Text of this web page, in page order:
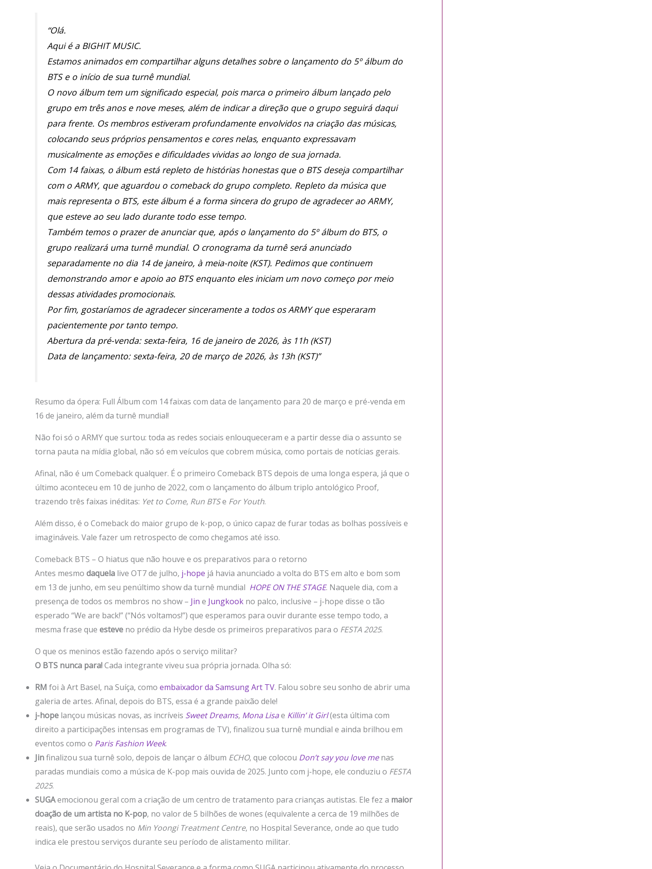
“Olá.
Aqui é a BIGHIT MUSIC.
Estamos animados em compartilhar alguns detalhes sobre o lançamento do 5º álbum do
BTS e o início de sua turnê mundial.
O novo álbum tem um significado especial, pois marca o primeiro álbum lançado pelo
grupo em três anos e nove meses, além de indicar a direção que o grupo seguirá daqui
para frente. Os membros estiveram profundamente envolvidos na criação das músicas,
colocando seus próprios pensamentos e cores nelas, enquanto expressavam
musicalmente as emoções e dificuldades vividas ao longo de sua jornada.
Com 14 faixas, o álbum está repleto de histórias honestas que o BTS deseja compartilhar
com o ARMY, que aguardou o comeback do grupo completo. Repleto da música que
mais representa o BTS, este álbum é a forma sincera do grupo de agradecer ao ARMY,
que esteve ao seu lado durante todo esse tempo.
Também temos o prazer de anunciar que, após o lançamento do 5º álbum do BTS, o
grupo realizará uma turnê mundial. O cronograma da turnê será anunciado
separadamente no dia 14 de janeiro, à meia-noite (KST). Pedimos que continuem
demonstrando amor e apoio ao BTS enquanto eles iniciam um novo começo por meio
dessas atividades promocionais.
Por fim, gostaríamos de agradecer sinceramente a todos os ARMY que esperaram
pacientemente por tanto tempo.
Abertura da pré-venda: sexta-feira, 16 de janeiro de 2026, às 11h (KST)
Data de lançamento: sexta-feira, 20 de março de 2026, às 13h (KST)”
Resumo da ópera: Full Álbum com 14 faixas com data de lançamento para 20 de março e pré-venda em
16 de janeiro, além da turnê mundial!
Não foi só o ARMY que surtou: toda as redes sociais enlouqueceram e a partir desse dia o assunto se
torna pauta na mídia global, não só em veículos que cobrem música, como portais de notícias gerais.
Afinal, não é um Comeback qualquer. É o primeiro Comeback BTS depois de uma longa espera, já que o
último aconteceu em 10 de junho de 2022, com o lançamento do álbum triplo antológico Proof,
trazendo três faixas inéditas: Yet to Come, Run BTSe For Youth.
Além disso, é o Comeback do maior grupo de k-pop, o único capaz de furar todas as bolhas possíveis e
imagináveis. Vale fazer um retrospecto de como chegamos até isso.
Comeback BTS – O hiatus que não houve e os preparativos para o retorno
Antes mesmo daquela live OT7 de julho, j-hope já havia anunciado a volta do BTS em alto e bom som
em 13 de junho, em seu penúltimo show da turnê mundial HOPE ON THE STAGE. Naquele dia, com a
presença de todos os membros no show – Jin e Jungkook no palco, inclusive – j-hope disse o tão
esperado “We are back!” (“Nós voltamos!”) que esperamos para ouvir durante esse tempo todo, a
mesma frase que esteve no prédio da Hybe desde os primeiros preparativos para o FESTA 2025.
O que os meninos estão fazendo após o serviço militar?
O BTS nunca para!Cada integrante viveu sua própria jornada. Olha só:
RM foi à Art Basel, na Suíça, como embaixador da Samsung Art TV. Falou sobre seu sonho de abrir uma
galeria de artes. Afinal, depois do BTS, essa é a grande paixão dele!
j-hope lançou músicas novas, as incríveis Sweet Dreams, Mona Lisae Killin’ it Girl(esta última com
direito a participações intensas em programas de TV), finalizou sua turnê mundial e ainda brilhou em
eventos como o Paris Fashion Week.
Jinfinalizou sua turnê solo, depois de lançar o álbum ECHO, que colocou Don’t say you love menas
paradas mundiais como a música de K-pop mais ouvida de 2025. Junto com j-hope, ele conduziu o FESTA
2025.
SUGAemocionou geral com a criação de um centro de tratamento para crianças autistas. Ele fez a maior
doação de um artista no K-pop, no valor de 5 bilhões de wones (equivalente a cerca de 19 milhões de
reais), que serão usados no Min Yoongi Treatment Centre, no Hospital Severance, onde ao que tudo
indica ele prestou serviços durante seu período de alistamento militar.